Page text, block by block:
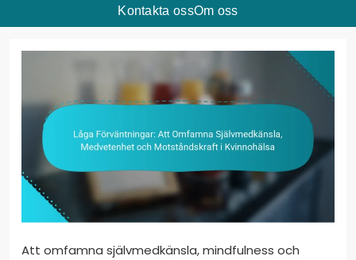
Kontakta ossOm oss
Att omfamna självmedkänsla, mindfulness och